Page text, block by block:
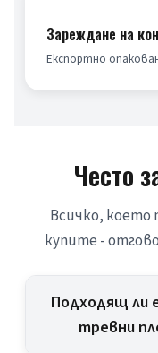
Зареждане на
Експортно
Често
Всичко, което
купите -
Подходящ ли
тревни